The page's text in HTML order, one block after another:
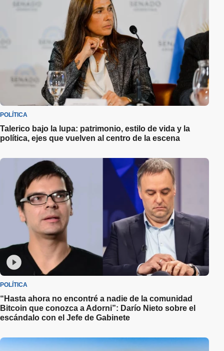
POLÍTICA
Talerico bajo la lupa: patrimonio, estilo de vida y la
política, ejes que vuelven al centro de la escena
POLÍTICA
“Hasta ahora no encontré a nadie de la comunidad
Bitcoin que conozca a Adorni”: Darío Nieto sobre el
escándalo con el Jefe de Gabinete